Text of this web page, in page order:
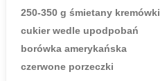
250-350 g śmietany kremówki
cukier wedle upodpobań
borówka amerykańska
czerwone porzeczki